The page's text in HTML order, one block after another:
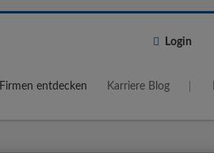
Login
Firmen entdecken Karriere Blog